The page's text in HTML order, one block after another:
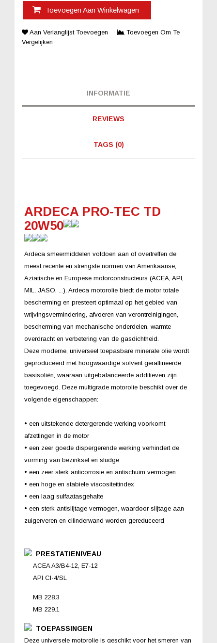
Toevoegen Aan Winkelwagen
Aan Verlanglijst Toevoegen
Toevoegen Om Te
Vergelijken
INFORMATIE
REVIEWS
TAGS (0)
ARDECA PRO-TEC TD
20W50
Ardeca smeermiddelen voldoen aan of overtreffen de
meest recente en strengste normen van Amerikaanse,
Aziatische en Europese motorconstructeurs (ACEA, API,
MIL, JASO, ...), Ardeca motorolie biedt de motor totale
bescherming en presteert optimaal op het gebied van
wrijvingsvermindering, afvoeren van verontreinigingen,
bescherming van mechanische onderdelen, warmte
overdracht en verbetering van de gasdichtheid.
Deze moderne, universeel toepasbare minerale olie wordt
geproduceerd met hoogwaardige solvent geraffineerde
basisoliën, waaraan uitgebalanceerde additieven zijn
toegevoegd. Deze multigrade motorolie beschikt over de
volgende eigenschappen:
• een uitstekende detergerende werking voorkomt
afzettingen in de motor
• een zeer goede dispergerende werking verhindert de
vorming van bezinksel en sludge
• een zeer sterk anticorrosie en antischuim vermogen
• een hoge en stabiele viscositeitindex
• een laag sulfaatasgehalte
• een sterk antislijtage vermogen, waardoor slijtage aan
zuigerveren en cilinderwand worden gereduceerd
PRESTATIENIVEAU
ACEA A3/B4-12, E7-12
API CI-4/SL
MB 228.3
MB 229.1
TOEPASSINGEN
Deze universele motorolie is geschikt voor het smeren van